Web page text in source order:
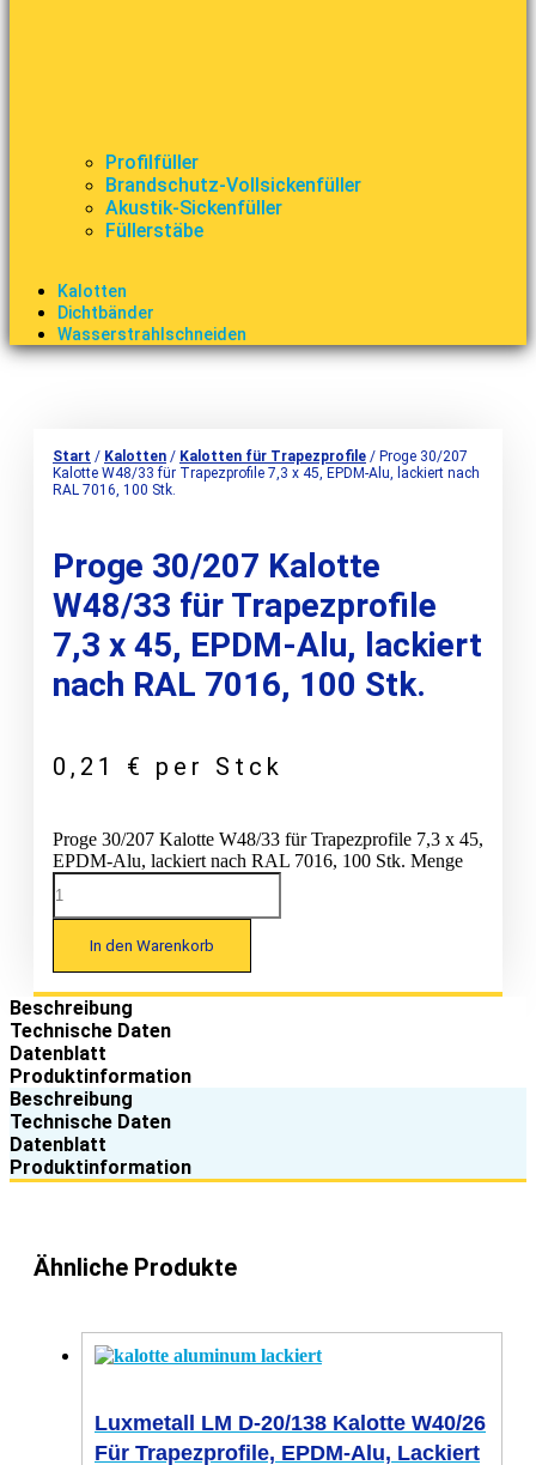
Profilfüller
Brandschutz-Vollsickenfüller
Akustik-Sickenfüller
Füllerstäbe
Kalotten
Dichtbänder
Wasserstrahlschneiden
Start / Kalotten / Kalotten für Trapezprofile / Proge 30/207
Kalotte W48/33 für Trapezprofile 7,3 x 45, EPDM-Alu, lackiert nach
RAL 7016, 100 Stk.
Proge 30/207 Kalotte
W48/33 für Trapezprofile
7,3 x 45, EPDM-Alu, lackiert
nach RAL 7016, 100 Stk.
0,21 € per Stck
Proge 30/207 Kalotte W48/33 für Trapezprofile 7,3 x 45,
EPDM-Alu, lackiert nach RAL 7016, 100 Stk. Menge
In den Warenkorb
Beschreibung
Technische Daten
Datenblatt
Produktinformation
Beschreibung
Technische Daten
Datenblatt
Produktinformation
Ähnliche Produkte
Luxmetall LM D-20/138 Kalotte W40/26
Für Trapezprofile, EPDM-Alu, Lackiert